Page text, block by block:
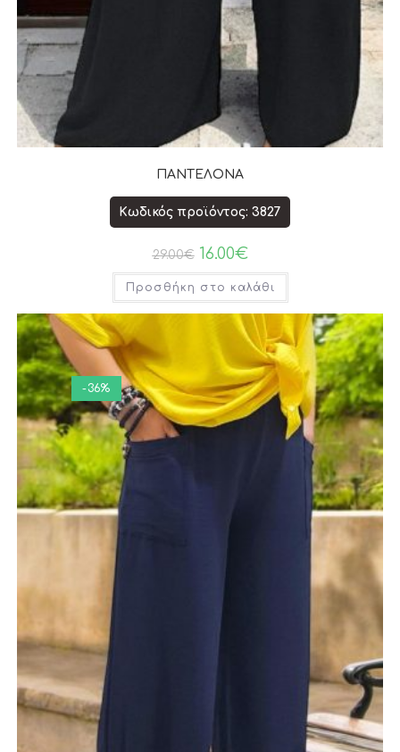
ΠΑΝΤΕΛΟΝΑ
Κωδικός προϊόντος: 3827
29.00€ 16.00€
Προσθήκη στο καλάθι
-36%